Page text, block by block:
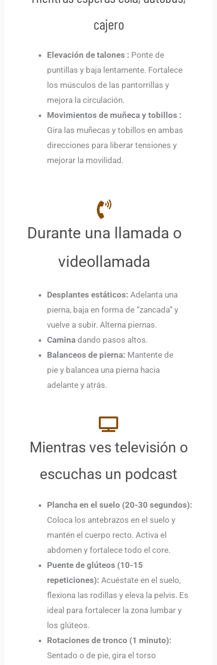
cajero
Elevación de talones : Ponte de
puntillas y baja lentamente. Fortalece
los músculos de las pantorrillas y
mejora la circulación.
Movimientos de muñeca y tobillos :
Gira las muñecas y tobillos en ambas
direcciones para liberar tensiones y
mejorar la movilidad.
Durante una llamada o
videollamada
Desplantes estáticos: Adelanta una
pierna, baja en forma de “zancada” y
vuelve a subir. Alterna piernas.
Caminadando pasos altos.
Balanceos de pierna: Mantente de
pie y balancea una pierna hacia
adelante y atrás.
Mientras ves televisión o
escuchas un podcast
Plancha en el suelo (20-30 segundos):
Coloca los antebrazos en el suelo y
mantén el cuerpo recto. Activa el
abdomen y fortalece todo el core.
Puente de glúteos (10-15
repeticiones): Acuéstate en el suelo,
flexiona las rodillas y eleva la pelvis. Es
ideal para fortalecer la zona lumbar y
los glúteos.
Rotaciones de tronco (1 minuto):
Sentado o de pie, gira el torso